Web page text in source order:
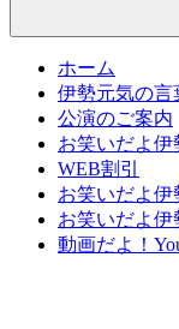
ホーム
伊勢元気の言
公演のご案内
お笑いだよ伊
WEB割引
お笑いだよ伊
お笑いだよ伊
動画だよ！